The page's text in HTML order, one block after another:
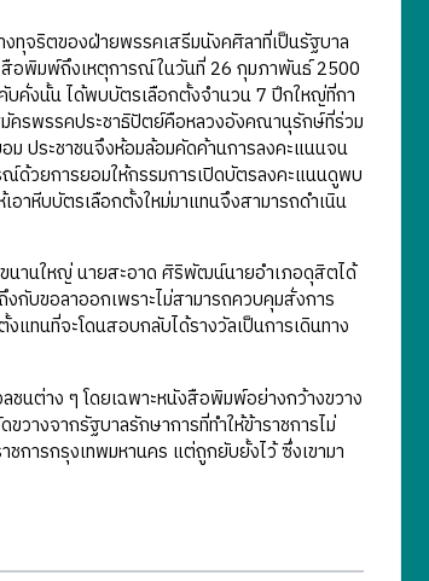
ทุจริตของฝ่ายพรรคเสรีมนังคศิลาที่เป็นรัฐบาล
สือพิมพ์ถึงเหตุการณ์ในวันที่ 26 กุมภาพันธ์ 2500
บคั่งนั้น ได้พบบัตรเลือกตั้งจำนวน 7 ปึกใหญ่ที่กา
ครพรรคประชาธิปัตย์คือหลวงอังคณานุรักษ์ที่ร่วม
ม ประชาชนจึงห้อมล้อมคัดค้านการลงคะแนนจน
ณ์ด้วยการยอมให้กรรมการเปิดบัตรลงคะแนนดูพบ
อาหีบบัตรเลือกตั้งใหม่มาแทนจึงสามารถดำเนิน
นานใหญ่ นายสะอาด ศิริพัฒน์นายอำเภอดุสิตได้
กับขอลาออกเพราะไม่สามารถควบคุมสั่งการ
งแทนที่จะโดนสอบกลับได้รางวัลเป็นการเดินทาง
นต่าง ๆ โดยเฉพาะหนังสือพิมพ์อย่างกว้างขวาง
วางจากรัฐบาลรักษาการที่ทำให้ข้าราชการไม่
การกรุงเทพมหานคร แต่ถูกยับยั้งไว้ ซึ่งเขามา